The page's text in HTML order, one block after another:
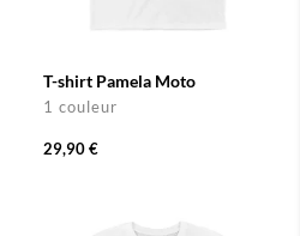
T-shirt Pamela Moto
1 couleur
29,90 €